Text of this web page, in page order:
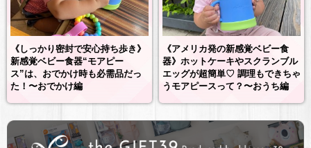
《しっかり密封で安心持ち歩き》
新感覚ベビー食器“モアピー
ス”は、おでかけ時も必需品だっ
た！〜おでかけ編
《アメリカ発の新感覚ベビー食
器》ホットケーキやスクランブル
エッグが超簡単♡ 調理もできちゃ
うモアピースって？〜おうち編